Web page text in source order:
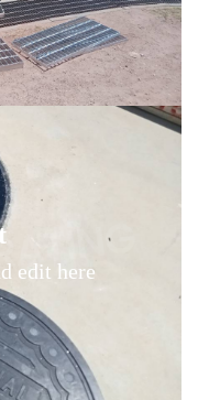
edit here
edit here